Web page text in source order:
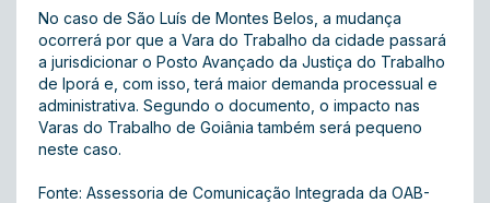
No caso de São Luís de Montes Belos, a mudança
ocorrerá por que a Vara do Trabalho da cidade passará
a jurisdicionar o Posto Avançado da Justiça do Trabalho
de Iporá e, com isso, terá maior demanda processual e
administrativa. Segundo o documento, o impacto nas
Varas do Trabalho de Goiânia também será pequeno
neste caso.
Fonte: Assessoria de Comunicação Integrada da OAB-